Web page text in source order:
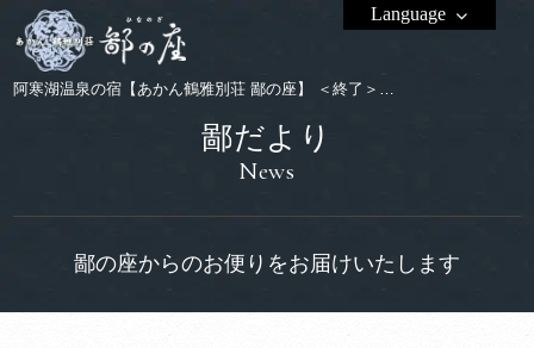
阿寒湖温泉の宿【あかん鶴雅別荘 鄙の座】 ＜終了＞阿寒湖砕氷帯観光遊覧のご案内
Language
鄙だより
News
鄙の座からのお便りをお届けいたします